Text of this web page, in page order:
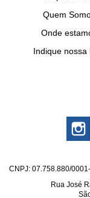
Quem
Onde
Indique nossa
CNPJ: 07.758.880/
Rua José